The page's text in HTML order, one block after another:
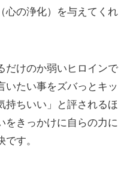
心の浄化）を与えてくれ
だけのか弱いヒロインで
いたい事をズバっとキッ
持ちいい」と評されるほ
をきっかけに自らの力に
す。